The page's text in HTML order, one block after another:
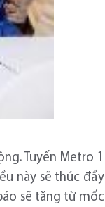
Tuyến Metro 1
này sẽ thúc đẩy
sẽ tăng từ mốc